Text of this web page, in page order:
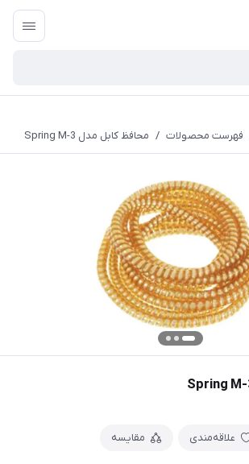
فهرست محصولات / محافظ کابل مدل Spring M-3
علاقه‌مندی مقایسه